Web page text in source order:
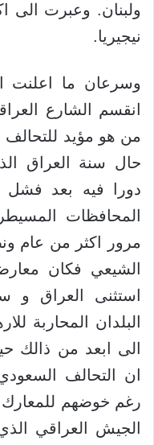
ولبنان. وعبرت
نيجيريا.
وسرعان ما اعلنت
انقسم الشارع
من هو مؤيد للتحالف
حال سنة العراق
دورا فيه بعد فشل
المحافظات
مرور اكثر من عام
الشيعي فكان
استثنى العراق و
البلدان المحاربة
الى ابعد من ذالك
ان التحالف
رغم خوضهم
الجيش العراقي